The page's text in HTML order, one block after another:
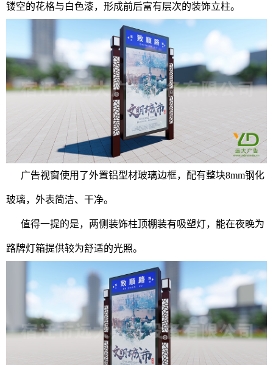
镂空的花格与白色漆，形成前后富有层次的装饰立柱。
广告视窗使用了外置铝型材玻璃边框，配有整块8mm钢化
玻璃，外表简洁、干净。
值得一提的是，两侧装饰柱顶棚装有吸塑灯，能在夜晚为
路牌灯箱提供较为舒适的光照。